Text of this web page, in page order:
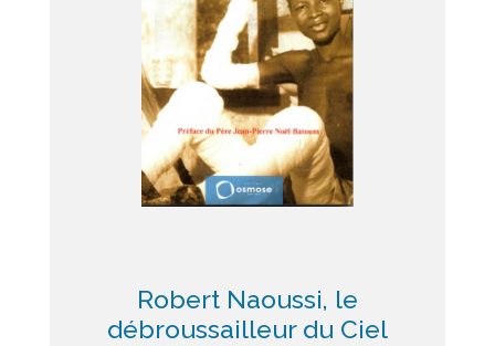
Robert Naoussi, le
débroussailleur du Ciel